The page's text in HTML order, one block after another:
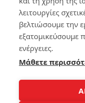
λειτουργίες
βελτιώσουμε την
εξατομικεύσουμε
ενέργειες.
Μάθετε